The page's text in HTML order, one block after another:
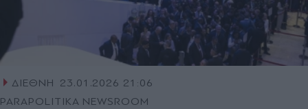
ΔΙΕΘΝΗ
23.01.2026 21:06
PARAPOLITIKA NEWSROOM